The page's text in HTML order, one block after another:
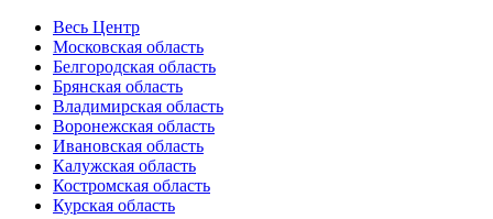
Весь Центр
Московская область
Белгородская область
Брянская область
Владимирская область
Воронежская область
Ивановская область
Калужская область
Костромская область
Курская область